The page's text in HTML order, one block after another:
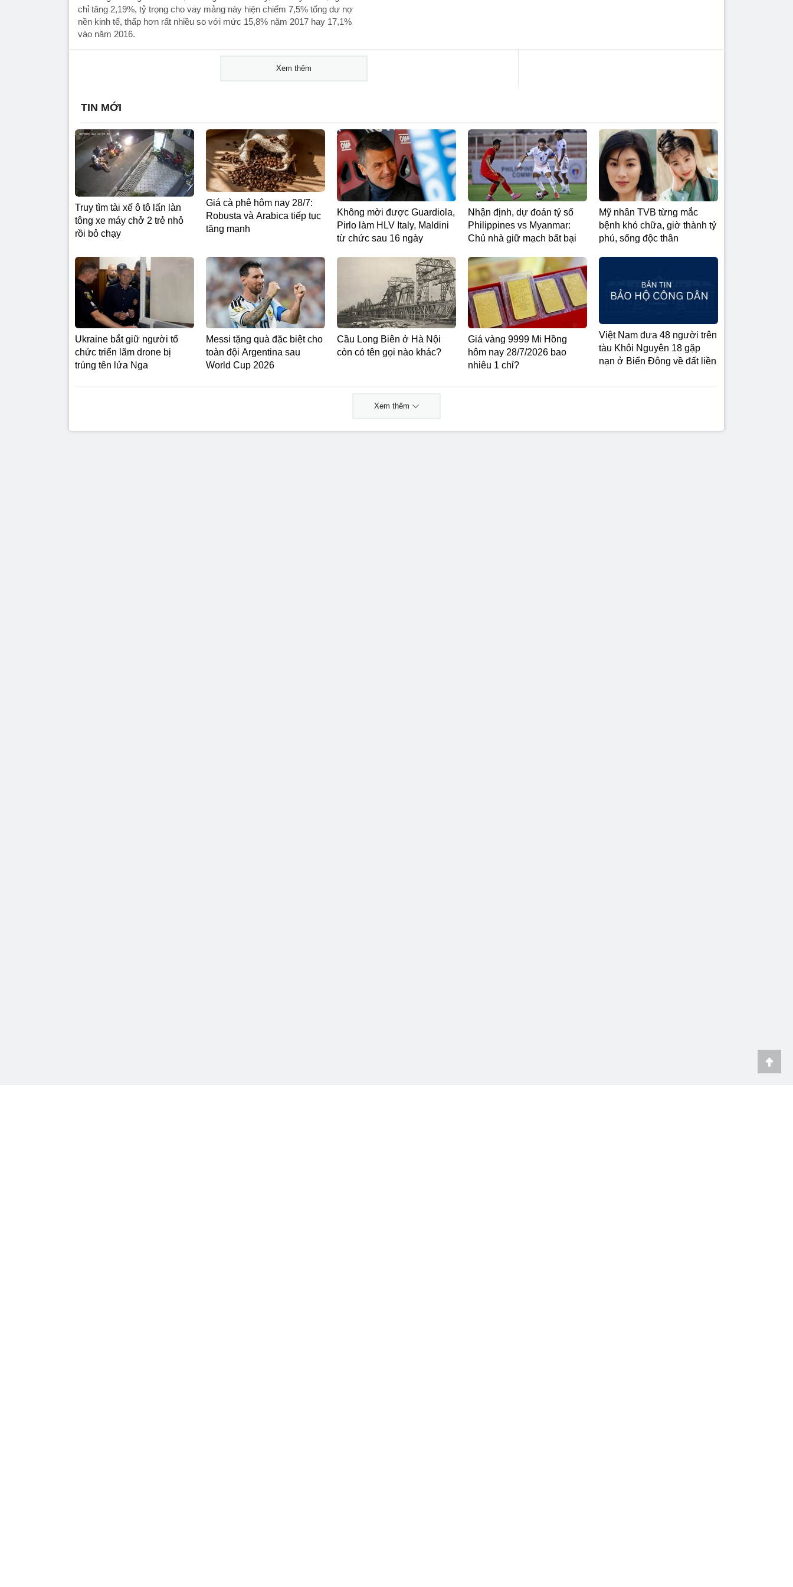
chỉ tăng 2,19%, tỷ trọng cho vay mảng này hiện chiếm 7,5% tổng dư nợ
nền kinh tế, thấp hơn rất nhiều so với mức 15,8% năm 2017 hay 17,1%
vào năm 2016.
Xem thêm
TIN MỚI
Truy tìm tài xế ô tô lấn làn
tông xe máy chở 2 trẻ nhỏ
rồi bỏ chạy
Giá cà phê hôm nay 28/7:
Robusta và Arabica tiếp tục
tăng mạnh
Không mời được Guardiola,
Pirlo làm HLV Italy, Maldini
từ chức sau 16 ngày
Nhận định, dự đoán tỷ số
Philippines vs Myanmar:
Chủ nhà giữ mạch bất bại
Mỹ nhân TVB từng mắc
bệnh khó chữa, giờ thành tỷ
phú, sống độc thân
Ukraine bắt giữ người tổ
chức triển lãm drone bị
trúng tên lửa Nga
Messi tặng quà đặc biệt cho
toàn đội Argentina sau
World Cup 2026
Cầu Long Biên ở Hà Nội
còn có tên gọi nào khác?
Giá vàng 9999 Mi Hồng
hôm nay 28/7/2026 bao
nhiêu 1 chỉ?
Việt Nam đưa 48 người trên
tàu Khôi Nguyên 18 gặp
nạn ở Biển Đông về đất liền
Xem thêm